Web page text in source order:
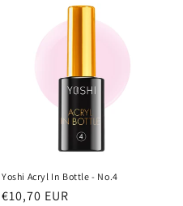
Yoshi Acryl In Bottle - No.4
Normale
€10,70 EUR